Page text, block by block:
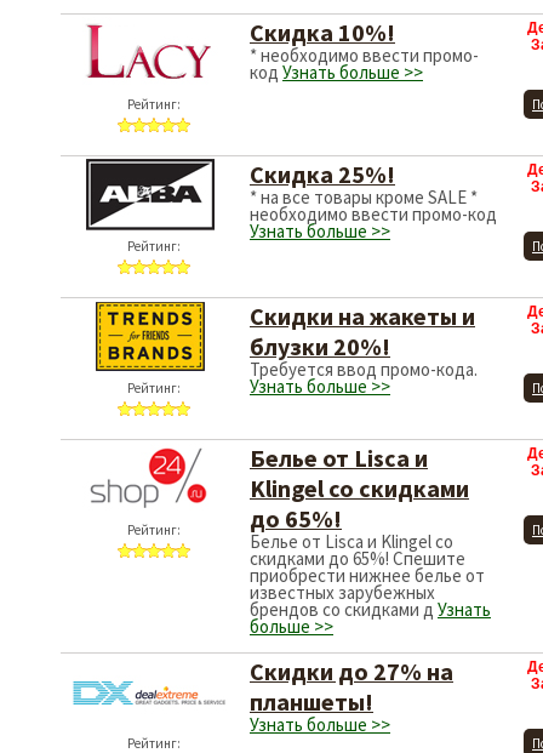
Рейтинг:
Скидка 10%!
* необходимо ввести промо-
код Узнать больше >>
Рейтинг:
Скидка 25%!
* на все товары кроме SALE *
необходимо ввести промо-код
Узнать больше >>
Рейтинг:
Скидки на жакеты и
блузки 20%!
Требуется ввод промо-кода.
Узнать больше >>
Рейтинг:
Белье от Lisca и
Klingel со скидками
до 65%!
Белье от Lisca и Klingel со
скидками до 65%! Спешите
приобрести нижнее белье от
известных зарубежных
брендов со скидками д Узнать
больше >>
Рейтинг:
Скидки до 27% на
планшеты!
Узнать больше >>